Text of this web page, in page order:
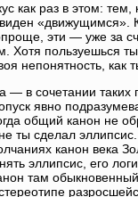
как раз в этом: тем,
«движущимся».
эти — уже за
Хотя пользуешься
непонятность, как
— в сочетании таких
явно
общий канон не
ты сделал
канон века
эллипсис, его
там